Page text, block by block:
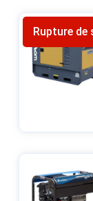
Rupture de